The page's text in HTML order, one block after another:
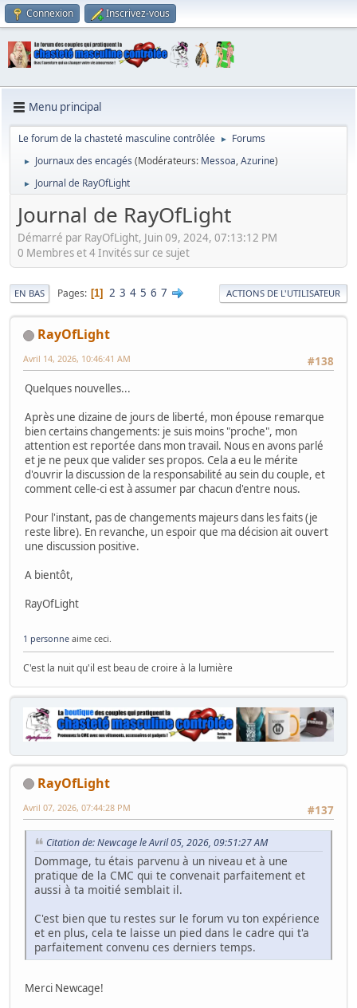
Connexion Inscrivez-vous
Menu principal
Le forum de la chasteté masculine contrôlée ► Forums
► Journaux des encagés (Modérateurs: Messoa,Azurine)
► Journal de RayOfLight
Journal de RayOfLight
Démarré par RayOfLight, Juin 09, 2024, 07:13:12 PM
0 Membres et 4 Invités sur ce sujet
EN BAS Pages 1 2 3 4 5 6 7 ACTIONS DE L'UTILISATEUR
RayOfLight
#138
Avril 14, 2026, 10:46:41 AM
Quelques nouvelles...
Après une dizaine de jours de liberté, mon épouse remarque
bien certains changements: je suis moins "proche", mon
attention est reportée dans mon travail. Nous en avons parlé
et je ne peux que valider ses propos. Cela a eu le mérite
d'ouvrir la discussion de la responsabilité au sein du couple, et
comment celle-ci est à assumer par chacun d'entre nous.
Pour l'instant, pas de changements majeurs dans les faits (je
reste libre). En revanche, un espoir que ma décision ait ouvert
une discussion positive.
A bientôt,
RayOfLight
1 personne aime ceci.
C'est la nuit qu'il est beau de croire à la lumière
RayOfLight
#137
Avril 07, 2026, 07:44:28 PM
Citation de: Newcage le Avril 05, 2026, 09:51:27 AM
Dommage, tu étais parvenu à un niveau et à une
pratique de la CMC qui te convenait parfaitement et
aussi à ta moitié semblait il.
C'est bien que tu restes sur le forum vu ton expérience
et en plus, cela te laisse un pied dans le cadre qui t'a
parfaitement convenu ces derniers temps.
Merci Newcage!